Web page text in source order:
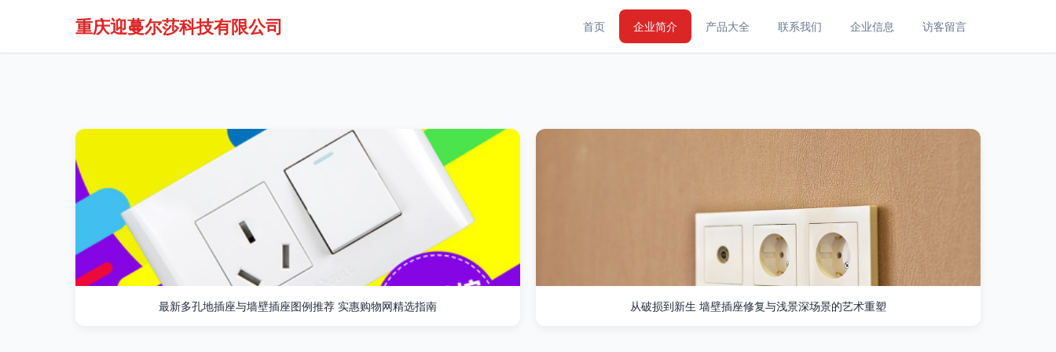
重庆迎蔓尔莎科技有限公司 首页 企业简介 产品大全 联系我们 企业信息 访客留言
最新多孔地插座与墙壁插座图例推荐 实惠购物网精选指南 从破损到新生 墙壁插座修复与浅景深场景的艺术重塑